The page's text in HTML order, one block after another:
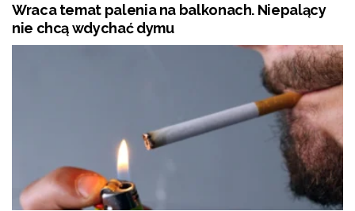
Wraca temat palenia na balkonach. Niepalący
nie chcą wdychać dymu